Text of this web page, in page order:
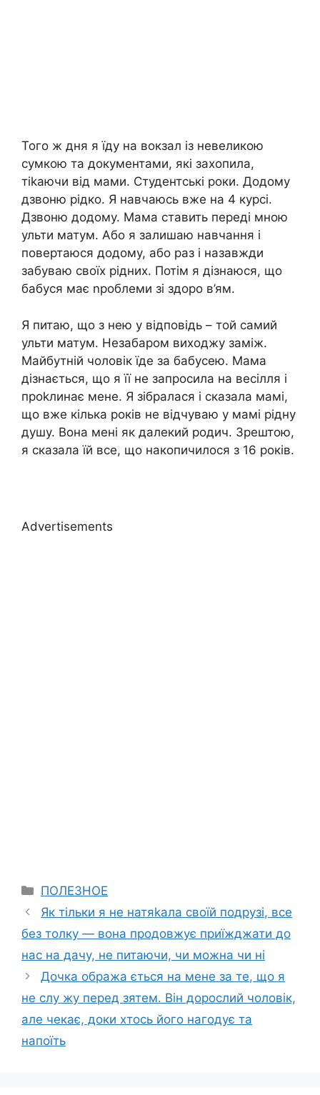
Того ж дня я їду на вокзал із невеликою
сумкою та документами, які захопила,
тіkаючи від мами. Студентські роки. Додому
дзвоню рідко. Я навчаюсь вже на 4 курсі.
Дзвоню додому. Мама ставить переді мною
ульти матум. Або я залишаю навчання і
повертаюся додому, або раз і назавжди
забуваю своїх рідних. Потім я дізнаюся, що
бабуся має nроблеми зі здоро в’ям.
Я питаю, що з нею у відповідь – той самий
ульти матум. Незабаром виходжу заміж.
Майбутній чоловік їде за бабусею. Мама
дізнається, що я її не запросила на весілля і
проkлинає мене. Я зібралася і сказала мамі,
що вже кілька років не відчуваю у мамі рідну
душу. Вона мені як далекий родич. Зрештою,
я сказала їй все, що накопичилося з 16 років.
Advertisements
Categories
ПОЛЕЗНОЕ
Як тільки я не натяkала своїй подрузі, все
без толку — вона продовжує приїжджати до
нас на дачу, не питаючи, чи можна чи ні
Дочка обража ється на мене за те, що я
не слу жу перед зятем. Він дорослий чоловік,
але чекає, доки хтось його нагодує та
напоїть